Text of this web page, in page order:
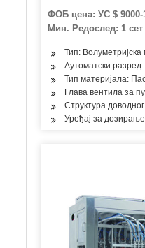
Парадајз паста
Кечап боца
палминог уља
ФОБ цена: УС $ 9000-
Мин. Редослед: 1 сет
Тип:
Аутоматски
Тип материјала:
Глава вентила за
Структура
Уређај за